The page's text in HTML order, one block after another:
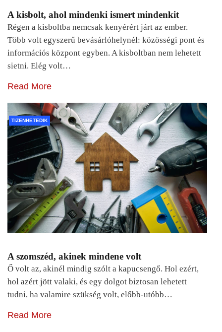
A kisbolt, ahol mindenki ismert mindenkit
Régen a kisboltba nemcsak kenyérért járt az ember.
Több volt egyszerű bevásárlóhelynél: közösségi pont és
információs központ egyben. A kisboltban nem lehetett
sietni. Elég volt…
Read More
TIZENHETEDIK
A szomszéd, akinek mindene volt
Ő volt az, akinél mindig szólt a kapucsengő. Hol ezért,
hol azért jött valaki, és egy dolgot biztosan lehetett
tudni, ha valamire szükség volt, előbb-utóbb…
Read More